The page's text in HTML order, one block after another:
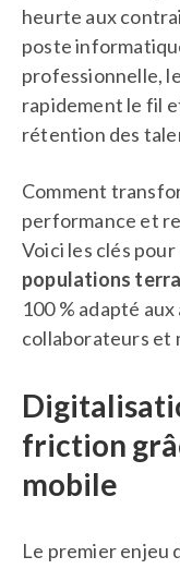
heurte aux
poste
professionnelle,
rapidement le fil
rétention des
Comment
performance et
Voici les clés
populations
100 % adapté
collaborateurs et
friction
mobile
Le premier enjeu